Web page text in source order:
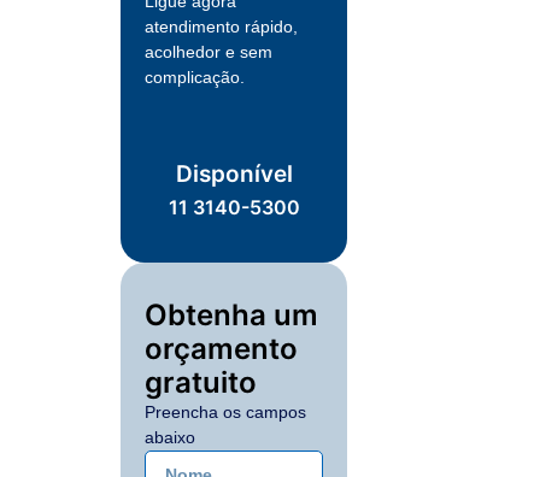
atendimento rápido,
acolhedor e sem
complicação.
Disponível
11 3140-5300
Obtenha um
orçamento
gratuito
Preencha os campos
abaixo